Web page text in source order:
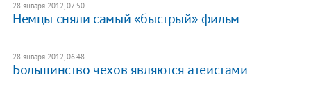
28 января 2012, 07:50
Немцы сняли самый «быстрый» фильм
28 января 2012, 06:48
Большинство чехов являются атеистами